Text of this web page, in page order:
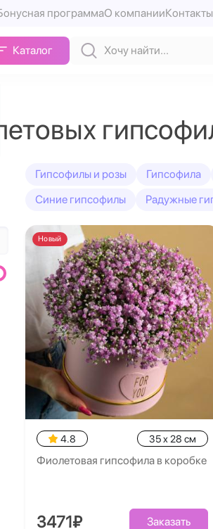
программаО компанииКонтакты
Каталог
Гипсофилы и розы Гипсофила
Синие гипсофилы
Радужные
Новый
4.8 35 x 28 см
Фиолетовая гипсофила в коробке
3471₽ Заказать